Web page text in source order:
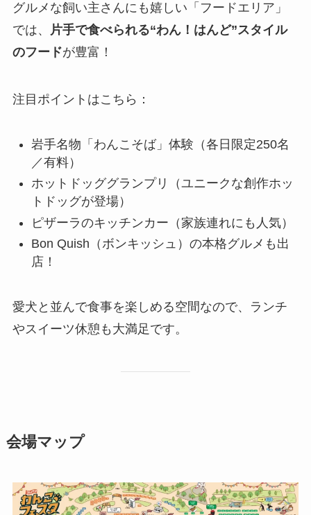
グルメな飼い主さんにも嬉しい「フードエリア」
では、
片手で食べられる“わん！はんど”スタイル
のフードが豊富！
注目ポイントはこちら：
岩手名物「わんこそば」体験（各日限定250名
／有料）
ホットドッググランプリ（ユニークな創作ホッ
トドッグが登場）
ピザーラのキッチンカー（家族連れにも人気）
Bon Quish（ボンキッシュ）の本格グルメも出
店！
愛犬と並んで食事を楽しめる空間なので、ランチ
やスイーツ休憩も大満足です。
会場マップ